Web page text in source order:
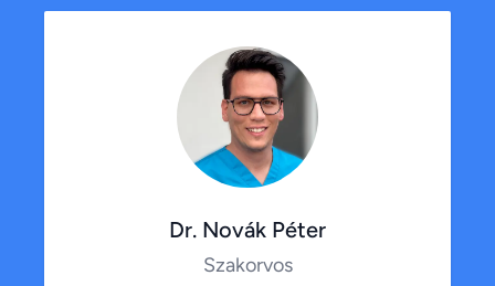
Dr. Novák Péter
Szakorvos